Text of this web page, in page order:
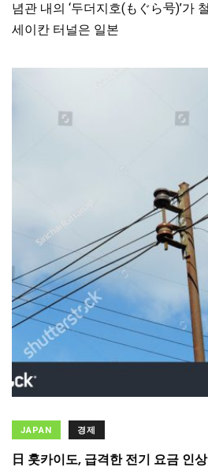
념관 내의 ‘두더지호(もぐら号)’가
세이칸 터널은 일본
JAPAN 경제
日 훗카이도, 급격한 전기 요금 인